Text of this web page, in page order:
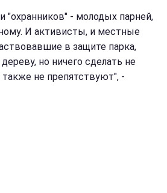
"охранников" - молодых парней,
И активисты, и местные
в защите парка,
но ничего сделать не
также не препятствуют", -